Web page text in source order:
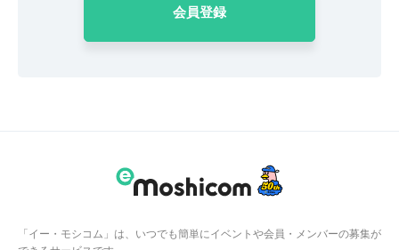
会員登録
「イー・モシコム」は、いつでも簡単にイベントや会員・メンバーの募集が